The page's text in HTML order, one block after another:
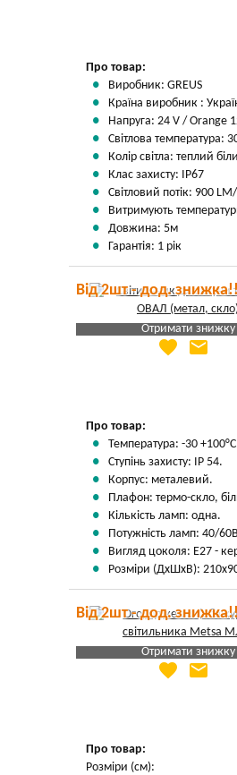
Про товар:
Виробник: GREUS
Країна виробник :
Напруга: 24 V / Orange
Світлова температура:
Колір світла: теплий
Клас захисту: IP67
Світловий потік: 900
Витримують
Довжина: 5м
Гарантія: 1 рік
Від 2шт - дод.
Отримати знижку
Яка Ваша ціна
favorite email
Про товар:
Температура: -30
Ступінь захисту: IP 54.
Корпус: металевий.
Плафон: термо-скло,
Кількість ламп: одна.
Потужність ламп: 40/
Вигляд цоколя: Е27 -
Розміри (ДхШхВ):
Від 2шт - дод.
Отримати знижку
Яка Ваша ціна
favorite email
Про товар:
Розміри (см):